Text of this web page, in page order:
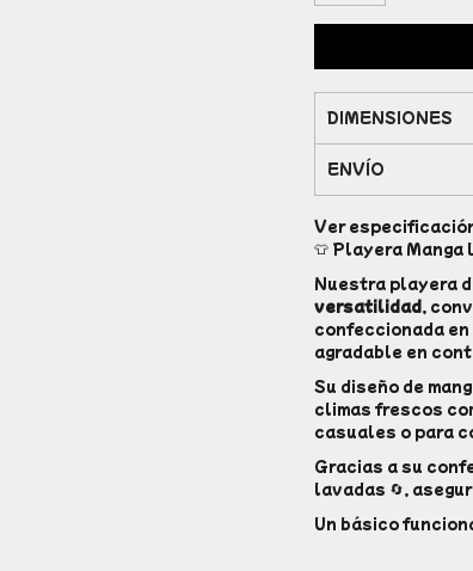
DIMENSIONES
ENVÍO
Ver
👕 Playera Manga
Nuestra playera
versatilidad ,
confeccionada
agradable en
Su diseño de
climas frescos
casuales o para
Gracias a su
lavadas 🔄,
Un básico